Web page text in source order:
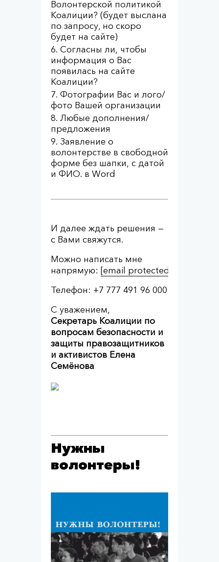
Волонтерской политикой
Коалиции? (будет выслана
по запросу, но скоро
будет на сайте)
Согласны ли, чтобы
информация о Вас
появилась на сайте
Коалиции?
Фотографии Вас и лого/
фото Вашей организации
Любые дополнения/
предложения
Заявление о
волонтерстве в свободной
форме без шапки, с датой
и ФИО. в Word
И далее ждать решения —
с Вами свяжутся.
Можно написать мне
напрямую: [email protected]
Телефон: +7 777 491 96 000
С уважением,
Секретарь Коалиции по
вопросам безопасности и
защиты правозащитников
и активистов Елена
Семёнова
Нужны
волонтеры!